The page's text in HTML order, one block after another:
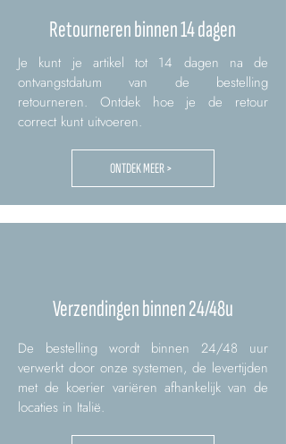
Retourneren binnen 14 dagen
Je kunt je artikel tot 14 dagen na de
ontvangstdatum van de bestelling
retourneren. Ontdek hoe je de retour
correct kunt uitvoeren.
ONTDEK MEER >
Verzendingen binnen 24/48u
De bestelling wordt binnen 24/48 uur
verwerkt door onze systemen, de levertijden
met de koerier variëren afhankelijk van de
locaties in Italië.